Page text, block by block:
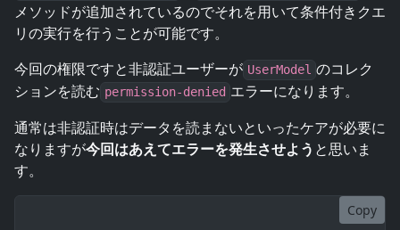
メソッドが追加されているのでそれを用いて条件付きクエ
リの実行を行うことが可能です。
今回の権限ですと非認証ユーザーが UserModel のコレク
ションを読む permission-denied エラーになります。
通常は非認証時はデータを読まないといったケアが必要に
なりますが今回はあえてエラーを発生させよう と思いま
す。
Copy